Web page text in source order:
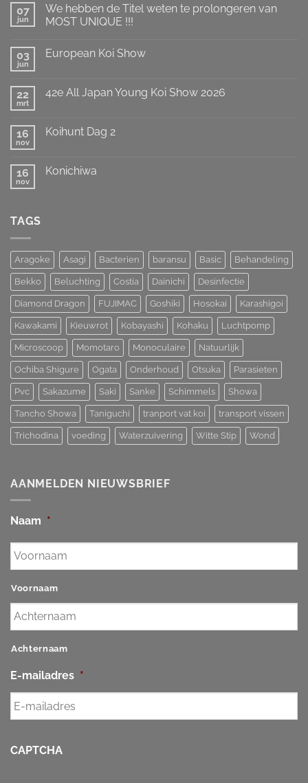
07
jun
We hebben de Titel weten te prolongeren van
MOST UNIQUE !!!
op
Titel
weten
MOST
03
jun
European Koi Show
European
22
mrt
42e All Japan Young Koi Show 2026
42e
Koi
Show
16
nov
Koihunt Dag 2
Koihunt
16
nov
Konichiwa
TAGS
Aragoke Asagi Bacterien baransu Basic Behandeling
Bekko Beluchting Costia Dainichi Desinfectie
Diamond Dragon FUJIMAC Goshiki Hosokai Karashigoi
Kawakami Kieuwrot Kobayashi Kohaku Luchtpomp
Microscoop Momotaro Monoculaire Natuurlijk
Ochiba Shigure Ogata Onderhoud Otsuka Parasieten
Pvc Sakazume Saki Sanke Schimmels Showa
Tancho Showa Taniguchi tranport vat koi transport vissen
Trichodina voeding Waterzuivering Witte Stip Wond
AANMELDEN NIEUWSBRIEF
Naam *
Voornaam
Achternaam
E-mailadres *
CAPTCHA